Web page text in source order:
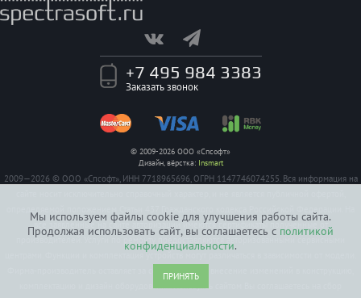
Мы используем файлы cookie для улучшения работы сайта.
Продолжая использовать сайт, вы соглашаетесь с политикой
конфиденциальности.
ПРИНЯТЬ
+7 495 984 3383
Заказать звонок
© 2009-2026 ООО «Спсофт»
Дизайн, вёрстка: Insmart
2009—2026 © ООО «Спсофт», ИНН 7718965696, ОГРН 1147746074255. Вся информация на
определяемой положением Статьи 437 Гражданского кодекса Российской Федерации. На
все заявленные на сайте авторизации имеются сертификаты полученные от
производителей. Услуги по ремонту предоставляются авторизованными сервисными
центрами. Функции и комплектация устройств могут различаться в зависимости от модели.
Фирма-производитель оставляет за собой право на внесение изменений в конструкцию,
комплектацию и дизайн оборудования. Пользуясь сайтом Вы соглашаетесь на сбор